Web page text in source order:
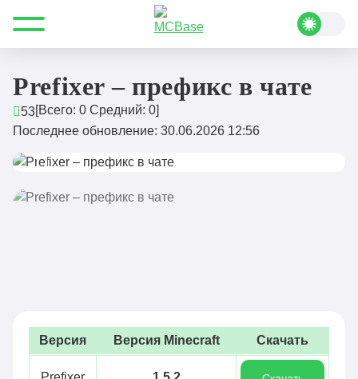
Все для Minecraft Плагины Инструменты
Prefixer – префикс в чате
53[Всего: 0 Средний: 0]
Последнее обновление: 30.06.2026 12:56
Версия Версия Minecraft Скачать